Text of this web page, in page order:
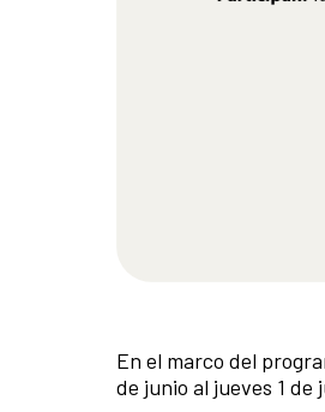
En el marco del
de junio al jueves 1